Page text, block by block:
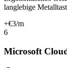
langlebige
+€3/m
6
Microsoft